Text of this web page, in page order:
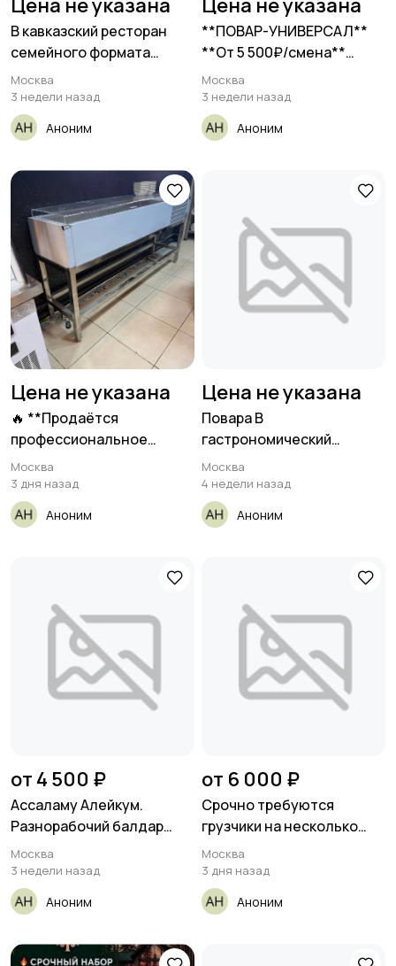
Цена не указана
В кавказский ресторан
семейного формата
ZAGORAMI
Москва
3 недели назад
Аноним
Цена не указана
**ПОВАР-УНИВЕРСАЛ**
**От 5 500₽/смена**
__Прямой
работодатель__
Москва
3 недели назад
Аноним
Цена не указана
🔥 **Продаётся
профессиональное
кухонное
оборудование!** 🔥
Москва
3 дня назад
Аноним
Цена не указана
Повара В
гастрономический
ресторан, метро
Чкаловская
Москва
4 недели назад
Аноним
от 4 500 ₽
Ассаламу Алейкум.
Разнорабочий балдар
керек 3
Москва
3 недели назад
Аноним
от 6 000 ₽
Срочно требуются
грузчики на несколько
дней
Москва
3 дня назад
Аноним